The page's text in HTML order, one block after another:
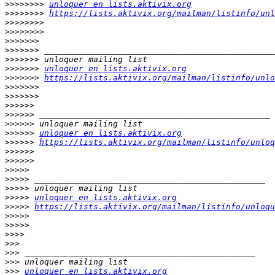
>>>>>>>> unloquer en lists.aktivix.org
>>>>>>>> https://lists.aktivix.org/mailman/listinfo/
>>>>>>>>
>>>>>>>>
>>>>>>>
>>>>>>>
>>>>>>>
>>>>>>> unloquer en lists.aktivix.org
>>>>>>> https://lists.aktivix.org/mailman/listinfo/
>>>>>>>
>>>>>>>
>>>>>>
>>>>>>
>>>>>>
>>>>>> unloquer en lists.aktivix.org
>>>>>> https://lists.aktivix.org/mailman/listinfo/
>>>>>>
>>>>>>
>>>>>
>>>>>
>>>>>
>>>>> unloquer en lists.aktivix.org
>>>>> https://lists.aktivix.org/mailman/listinfo/
>>>>>
>>>>>
>>>>
>>>
>>>
>>>
>>> unloquer en lists.aktivix.org